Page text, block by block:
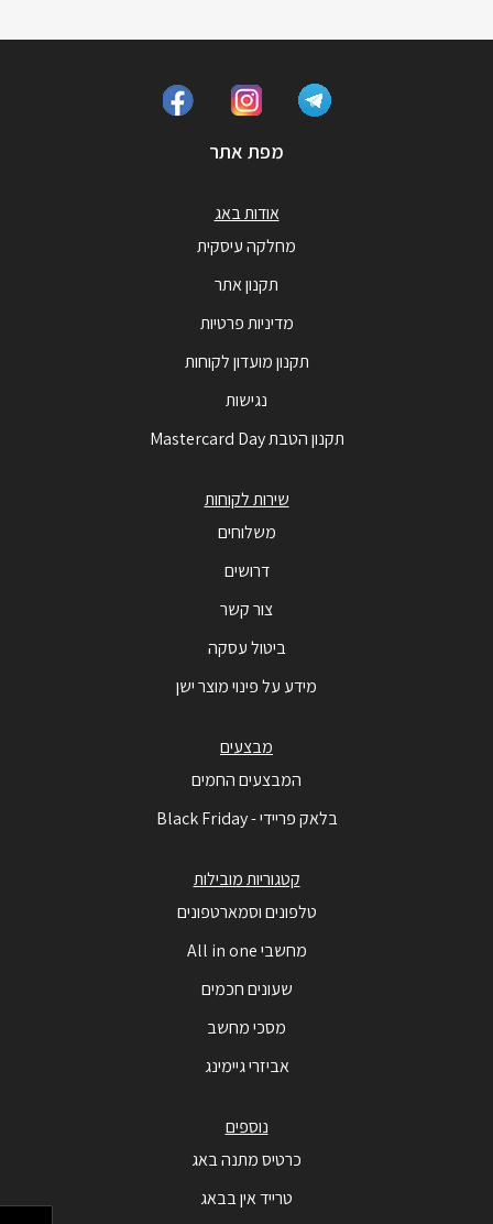
מפת אתר
אודות באג
מחלקה עיסקית
תקנון אתר
מדיניות פרטיות
תקנון מועדון לקוחות
נגישות
תקנון הטבת Mastercard Day
שירות לקוחות
משלוחים
דרושים
צור קשר
ביטול עסקה
מידע על פינוי מוצר ישן
מבצעים
המבצעים החמים
בלאק פריידי - Black Friday
קטגוריות מובילות
טלפונים וסמארטפונים
מחשבי All in one
שעונים חכמים
מסכי מחשב
אביזרי גיימינג
נוספים
כרטיס מתנה באג
טרייד אין בבאג